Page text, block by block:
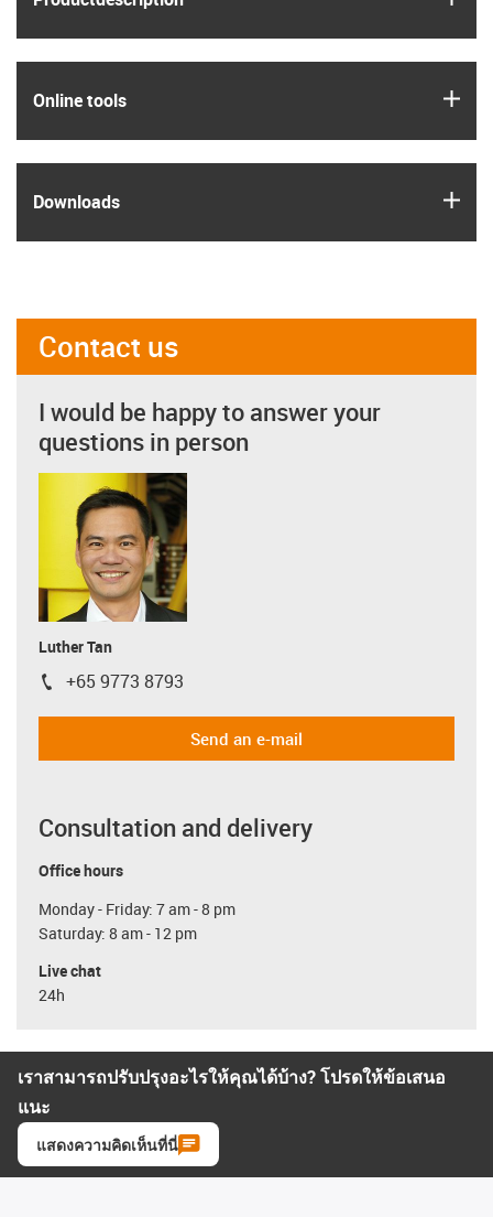
Online tools
Downloads
Contact us
I would be happy to answer your
questions in person
Luther Tan
igus-icon-phone
+65 9773 8793
Send an e-mail
Consultation and delivery
Office hours
Monday - Friday: 7 am - 8 pm
Saturday: 8 am - 12 pm
Live chat
24h
เราสามารถปรับปรุงอะไรให้คุณได้บ้าง? โปรดให้ข้อเสนอ
แนะ
แสดงความคิดเห็นที่นี่